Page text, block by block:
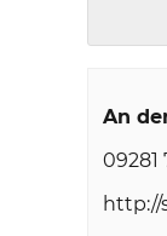
An
09281
http://